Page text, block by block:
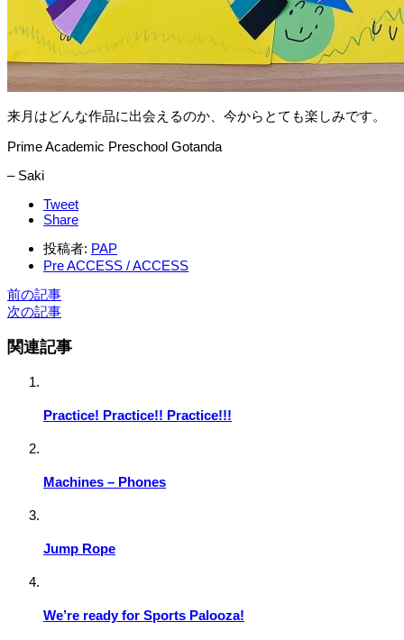
来月はどんな作品に出会えるのか、今からとても楽しみです。
Prime Academic Preschool Gotanda
– Saki
Tweet
Share
投稿者: PAP
Pre ACCESS / ACCESS
前の記事
次の記事
関連記事
Practice! Practice!! Practice!!!
Machines – Phones
Jump Rope
We’re ready for Sports Palooza!